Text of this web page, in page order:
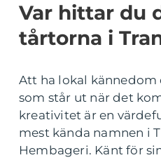
Var hittar du
tårtorna i
Att ha lokal
som står ut när det
kreativitet är en
mest kända namnen i
Hembageri. Känt för